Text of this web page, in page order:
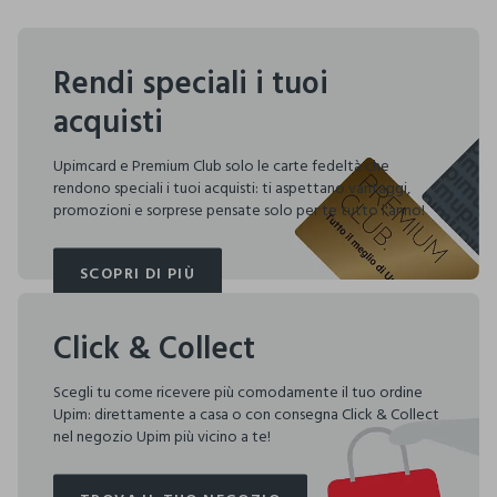
Rendi speciali i tuoi
acquisti
Upimcard e Premium Club solo le carte fedeltà che
rendono speciali i tuoi acquisti: ti aspettano vantaggi,
promozioni e sorprese pensate solo per te tutto l'anno!
SCOPRI DI PIÙ
SCOPRI DI PIÙ
Click & Collect
Scegli tu come ricevere più comodamente il tuo ordine
Upim: direttamente a casa o con consegna Click & Collect
nel negozio Upim più vicino a te!